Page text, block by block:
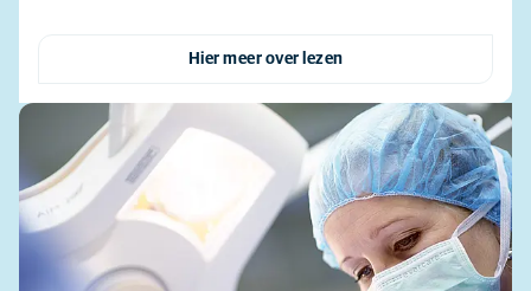
Hier meer over lezen